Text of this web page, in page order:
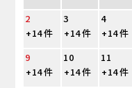
2
3 4
+14 件
+14 件 +14 件
9
10 11
+14 件
+14 件 +14 件